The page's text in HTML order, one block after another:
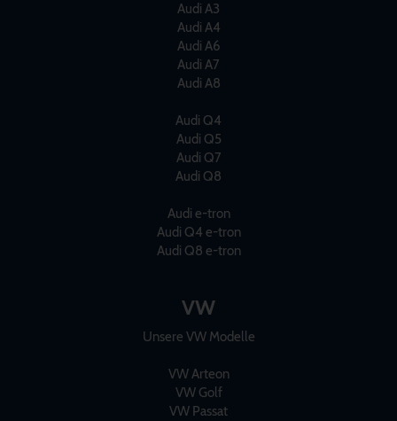
Audi A3
Audi A4
Audi A6
Audi A7
Audi A8
Audi Q4
Audi Q5
Audi Q7
Audi Q8
Audi e-tron
Audi Q4 e-tron
Audi Q8 e-tron
VW
Unsere VW Modelle
VW Arteon
VW Golf
VW Passat